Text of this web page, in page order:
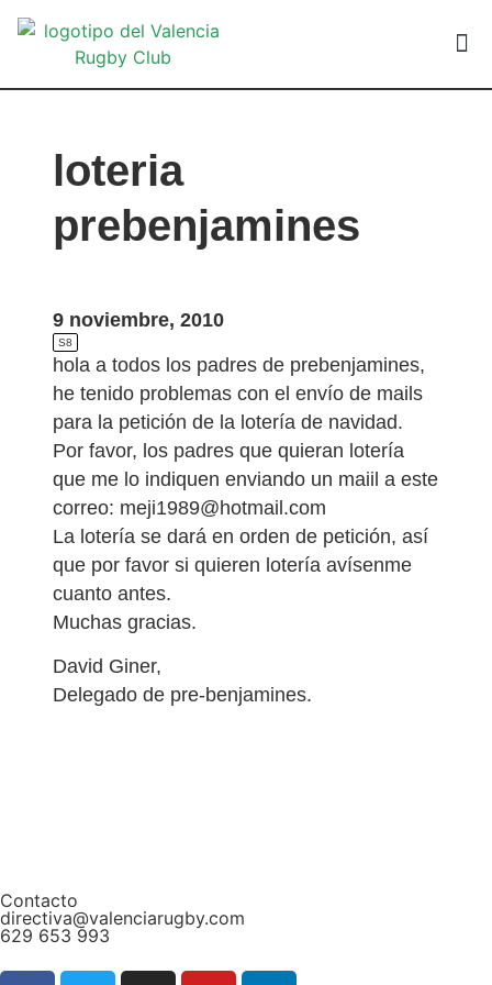
loteria
prebenjamines
9 noviembre, 2010
S8
hola a todos los padres de prebenjamines,
he tenido problemas con el envío de mails
para la petición de la lotería de navidad.
Por favor, los padres que quieran lotería
que me lo indiquen enviando un maiil a este
correo: meji1989@hotmail.com
La lotería se dará en orden de petición, así
que por favor si quieren lotería avísenme
cuanto antes.
Muchas gracias.
David Giner,
Delegado de pre-benjamines.
Contacto
directiva@valenciarugby.com
629 653 993